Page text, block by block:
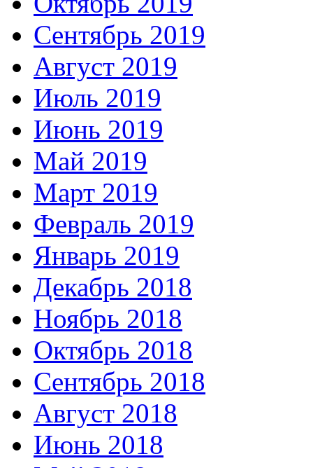
Сентябрь 2019
Август 2019
Июль 2019
Июнь 2019
Май 2019
Март 2019
Февраль 2019
Январь 2019
Декабрь 2018
Ноябрь 2018
Октябрь 2018
Сентябрь 2018
Август 2018
Июнь 2018